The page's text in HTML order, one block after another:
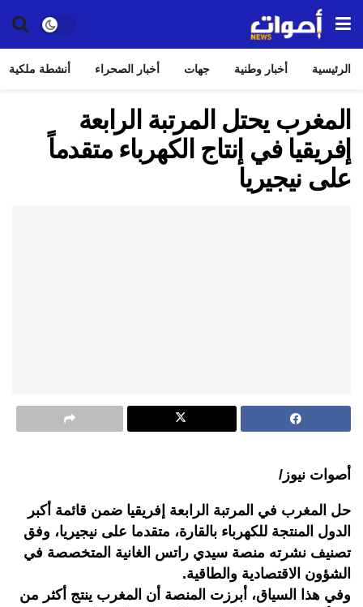
الرئيسية أخبار وطنية جهات أخبار الصحراء أنشطة ملكية
المغرب يحتل المرتبة الرابعة
إفريقيا في إنتاج الكهرباء متقدماً
على نيجيريا
أصوات نيوز/
حل المغرب في المرتبة الرابعة إفريقيا ضمن قائمة أكبر
الدول المنتجة للكهرباء بالقارة، متقدما على نيجيريا، وفق
تصنيف نشرته منصة سيدي راتس الغانية المتخصصة في
الشؤون الاقتصادية والطاقية.
وفي هذا السياق، أبرزت المنصة أن المغرب ينتج أكثر من